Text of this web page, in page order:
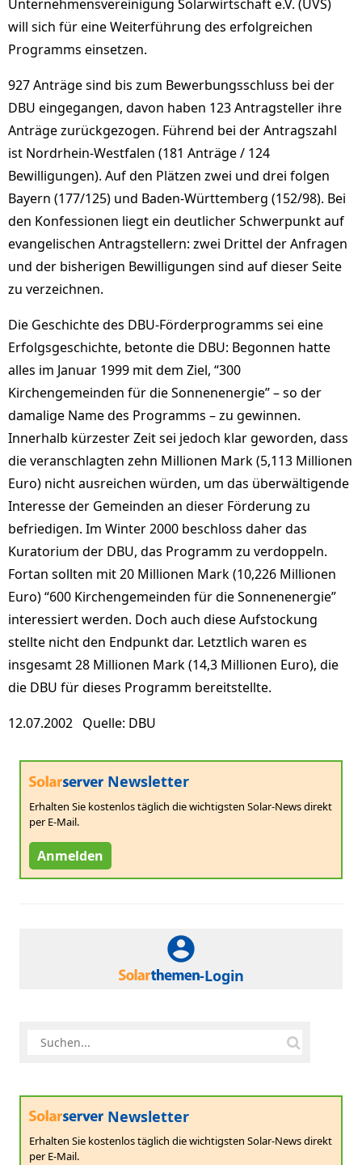
Unternehmensvereinigung Solarwirtschaft e.V. (UVS)
will sich für eine Weiterführung des erfolgreichen
Programms einsetzen.
927 Anträge sind bis zum Bewerbungsschluss bei der
DBU eingegangen, davon haben 123 Antragsteller ihre
Anträge zurückgezogen. Führend bei der Antragszahl
ist Nordrhein-Westfalen (181 Anträge / 124
Bewilligungen). Auf den Plätzen zwei und drei folgen
Bayern (177/125) und Baden-Württemberg (152/98). Bei
den Konfessionen liegt ein deutlicher Schwerpunkt auf
evangelischen Antragstellern: zwei Drittel der Anfragen
und der bisherigen Bewilligungen sind auf dieser Seite
zu verzeichnen.
Die Geschichte des DBU-Förderprogramms sei eine
Erfolgsgeschichte, betonte die DBU: Begonnen hatte
alles im Januar 1999 mit dem Ziel, “300
Kirchengemeinden für die Sonnenenergie” – so der
damalige Name des Programms – zu gewinnen.
Innerhalb kürzester Zeit sei jedoch klar geworden, dass
die veranschlagten zehn Millionen Mark (5,113 Millionen
Euro) nicht ausreichen würden, um das überwältigende
Interesse der Gemeinden an dieser Förderung zu
befriedigen. Im Winter 2000 beschloss daher das
Kuratorium der DBU, das Programm zu verdoppeln.
Fortan sollten mit 20 Millionen Mark (10,226 Millionen
Euro) “600 Kirchengemeinden für die Sonnenenergie”
interessiert werden. Doch auch diese Aufstockung
stellte nicht den Endpunkt dar. Letztlich waren es
insgesamt 28 Millionen Mark (14,3 Millionen Euro), die
die DBU für dieses Programm bereitstellte.
12.07.2002 Quelle: DBU
Newsletter
Erhalten Sie kostenlos täglich die wichtigsten Solar-News direkt
per E-Mail.
Anmelden
-Login
Newsletter
Erhalten Sie kostenlos täglich die wichtigsten Solar-News direkt
per E-Mail.